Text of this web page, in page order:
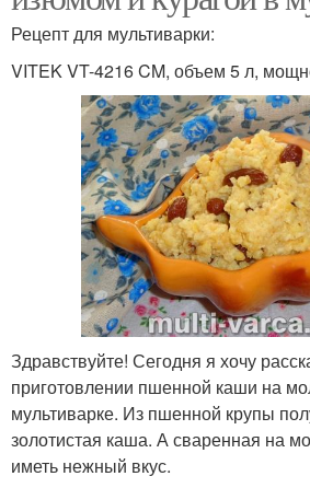
Рецепт для мультиварки:
VITEK VT-4216 CM, объем 5 л,
Здравствуйте! Сегодня я хочу
приготовлении пшенной каши на
мультиварке. Из пшенной крупы
золотистая каша. А сваренная на
иметь нежный вкус.